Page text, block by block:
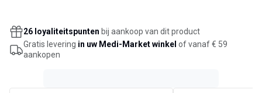
vette huid.
26 loyaliteitspunten bij aankoop van dit product
Gratis levering in uw Medi-Market winkel of vanaf € 59
aankopen